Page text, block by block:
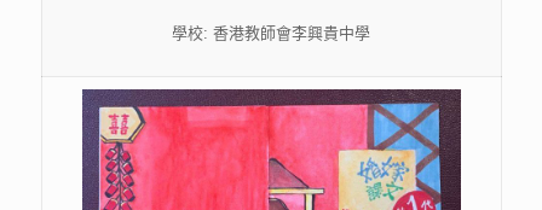
學校: 香港教師會李興貴中學